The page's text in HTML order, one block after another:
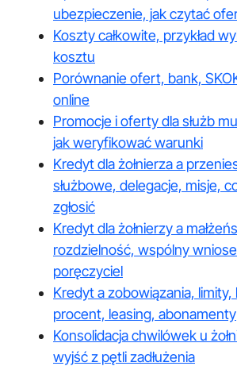
ubezpieczenie, jak czytać
Koszty całkowite, przykład
kosztu
Porównanie ofert, bank,
online
Promocje i oferty dla służb
jak weryfikować warunki
Kredyt dla żołnierza a
służbowe, delegacje, misje,
zgłosić
Kredyt dla żołnierzy a
rozdzielność, wspólny
poręczyciel
Kredyt a zobowiązania,
procent, leasing, abonamenty
Konsolidacja chwilówek u
wyjść z pętli zadłużenia